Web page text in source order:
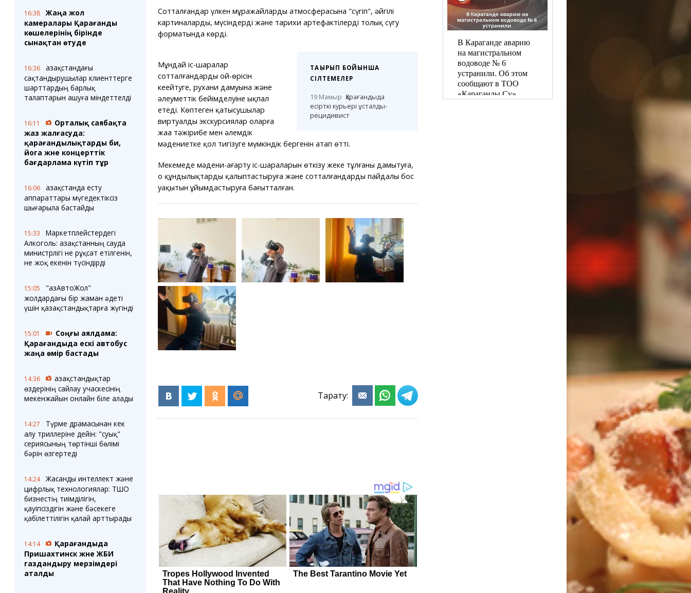
16:38
Жаңа жол
камералары Қарағанды
көшелерінің бірінде
сынақтан өтуде
16:36
Қазақстандағы
сақтандырушылар клиенттерге
шарттардың барлық
талаптарын ашуға міндеттелді
16:11
Орталық саябақта
жаз жалғасуда:
қарағандылықтарды би,
йога және концерттік
бағдарлама күтіп тұр
16:06
Қазақстанда есту
аппараттары мүгедектіксіз
шығарыла бастайды
15:33
Маркетплейстердегі
Алкоголь: Қазақстанның сауда
министрлігі не рұқсат етілгенін,
не жоқ екенін түсіндірді
15:05
"ҚазАвтоЖол"
жолдардағы бір жаман әдеті
үшін қазақстандықтарға жүгінді
15:01
Соңғы аялдама:
Қарағандыда ескі автобус
жаңа өмір бастады
14:36
Қазақстандықтар
өздерінің сайлау учаскесінің
мекенжайын онлайн біле алады
14:27
Түрме драмасынан кек
алу триллеріне дейін: "суық"
сериясының төртінші бөлімі
бәрін өзгертеді
14:24
Жасанды интеллект және
цифрлық технологиялар: ТШО
бизнестің тиімділігін,
қауіпсіздігін және бәсекеге
қабілеттілігін қалай арттырады
14:14
Қарағандыда
Пришахтинск және ЖБИ
газдандыру мерзімдері
аталды
Сотталғандар үлкен мұражайлардың атмосферасына "сүңгіп", әйгілі
картиналарды, мүсіндерді және тарихи артефактілерді толық сүңгу
форматында көрді.
ТАҚЫРЫП БОЙЫНША
СІЛТЕМЕЛЕР
19 Мамыр Қарағандыда
есірткі курьері ұсталды-
рецидивист
Мұндай іс-шаралар
сотталғандардың ой-өрісін
кеңейтуге, рухани дамуына және
әлеуметтік бейімделуіне ықпал
етеді. Көптеген қатысушылар
виртуалды экскурсиялар оларға
жаңа тәжірибе мен әлемдік
мәдениетке қол тигізуге мүмкіндік бергенін атап өтті.
Мекемеде мәдени-ағарту іс-шараларын өткізу жеке тұлғаны дамытуға,
оң құндылықтарды қалыптастыруға және сотталғандардың пайдалы бос
уақытын ұйымдастыруға бағытталған.
Тарату: